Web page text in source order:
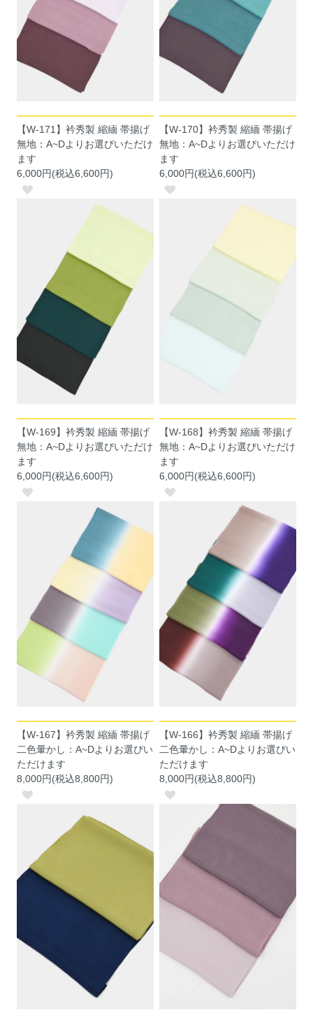
【W-171】衿秀製 縮緬 帯揚げ
無地：A~Dよりお選びいただけ
ます
6,000円(税込6,600円)
【W-170】衿秀製 縮緬 帯揚げ
無地：A~Dよりお選びいただけ
ます
6,000円(税込6,600円)
【W-169】衿秀製 縮緬 帯揚げ
無地：A~Dよりお選びいただけ
ます
6,000円(税込6,600円)
【W-168】衿秀製 縮緬 帯揚げ
無地：A~Dよりお選びいただけ
ます
6,000円(税込6,600円)
【W-167】衿秀製 縮緬 帯揚げ
二色暈かし：A~Dよりお選びい
ただけます
8,000円(税込8,800円)
【W-166】衿秀製 縮緬 帯揚げ
二色暈かし：A~Dよりお選びい
ただけます
8,000円(税込8,800円)